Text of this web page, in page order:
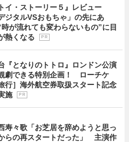
トイ・ストーリー５』レビュー
デジタルVSおもちゃ」の先にあ
時が流れても変わらないもの”に目
熱くなる
P R
『となりのトトロ』ロンドン公演
劇できる特別企画！ ローチケ
旅行］海外航空券取扱スタート記念
施
P R
寿々歌「お芝居を辞めようと思っ
らの再スタートだった」 主演作